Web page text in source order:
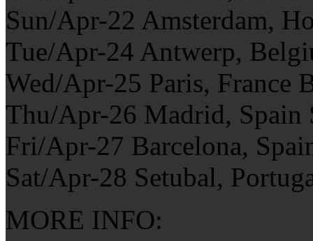
Sun/Apr-22 Amsterdam,
Tue/Apr-24 Antwerp,
Wed/Apr-25 Paris, France
Thu/Apr-26 Madrid, Spain
Fri/Apr-27 Barcelona,
Sat/Apr-28 Setubal,
MORE INFO: